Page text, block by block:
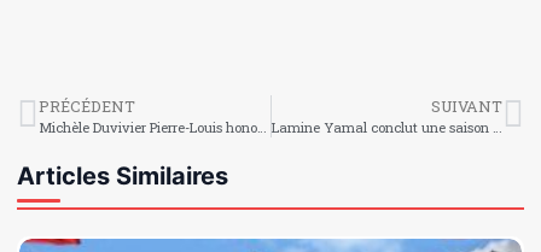
PRÉCÉDENT SUIVANT
Articles Similaires